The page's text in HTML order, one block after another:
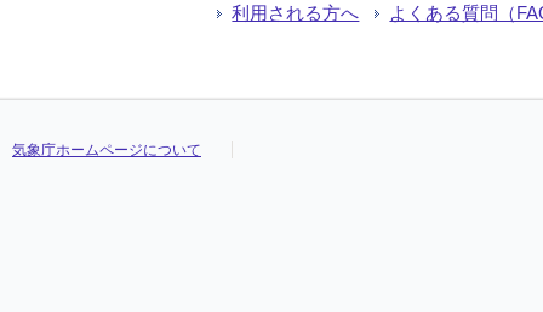
利用される方へ よくある質問（
気象庁ホームページについて